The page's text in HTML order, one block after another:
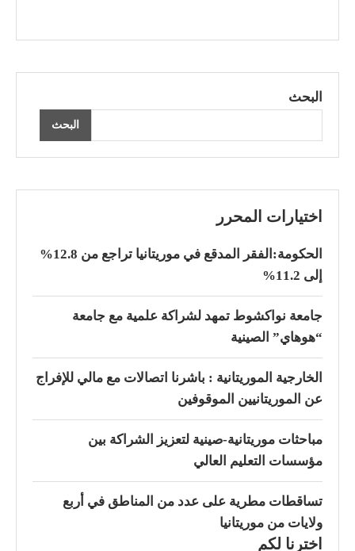
البحث
البحث
اختيارات المحرر
الحكومة:الفقر المدقع في موريتانيا تراجع من 12.8%
إلى 11.2%
جامعة نواكشوط تمهد لشراكة علمية مع جامعة
“هوهاي” الصينية
الخارجية الموريتانية : باشرنا اتصالات مع مالي للإفراج
عن الموريتانيين الموقوفين
مباحثات موريتانية-صينية لتعزيز الشراكة بين
مؤسسات التعليم العالي
تساقطات مطرية على عدد من المناطق في أربع
ولايات من موريتانيا
اخترنا لكم